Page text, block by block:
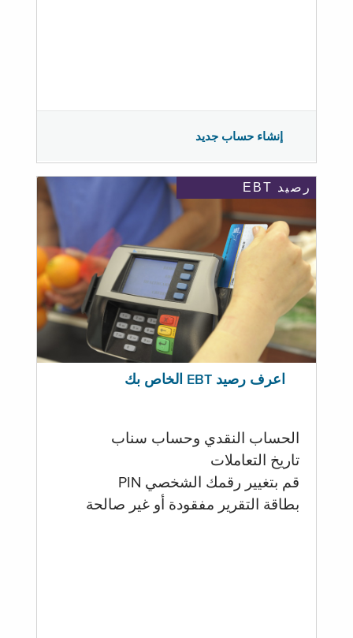
إنشاء حساب جديد
رصيد EBT
اعرف رصيد EBT الخاص بك
الحساب النقدي وحساب سناب
تاريخ التعاملات
قم بتغيير رقمك الشخصي PIN
بطاقة التقرير مفقودة أو غير صالحة